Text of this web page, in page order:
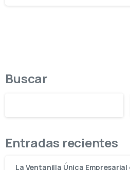
Buscar
Entradas recientes
La Ventanilla Única